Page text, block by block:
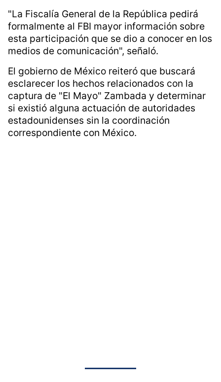
"La Fiscalía General de la República pedirá
formalmente al FBI mayor información sobre
esta participación que se dio a conocer en los
medios de comunicación", señaló.
El gobierno de México reiteró que buscará
esclarecer los hechos relacionados con la
captura de "El Mayo" Zambada y determinar
si existió alguna actuación de autoridades
estadounidenses sin la coordinación
correspondiente con México.